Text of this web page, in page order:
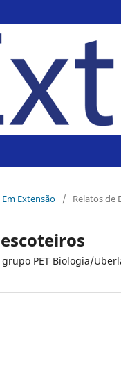
Extensão / Relatos de
PET Biologia/